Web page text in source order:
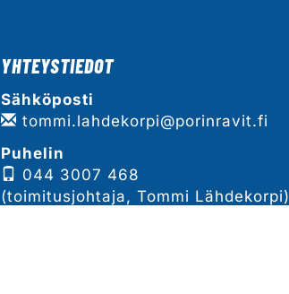
YHTEYSTIEDOT
Sähköposti
tommi.lahdekorpi@porinravit.fi
Puhelin
044 3007 468
(toimitusjohtaja, Tommi Lähdekorpi)